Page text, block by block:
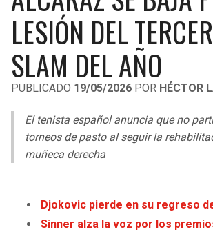
LIGA DE EXPANSIÓN MX
LEAGUES CUP
UEFA EUROPA LEAGUE
UEFA CONFERENCE LEAGUE
MLS
COPA SUDAMERICANA
LIGA BETPLAY
RAIDERS
CHARGERS
BENGALS
STEELERS
CAVALIERS
PISTONS
BUCKS
HORNETS
LESIÓN DEL
SLAM DEL AÑO
PUBLICADO 19/05/2026 POR HÉCTOR
El tenista español anuncia que no
torneos de pasto al seguir la
muñeca derecha
Djokovic pierde en su regreso
Sinner alza la voz por los